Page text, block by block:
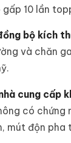
10 lần
bộ kích
và chăn
cung cấp
có chứng
mút độn